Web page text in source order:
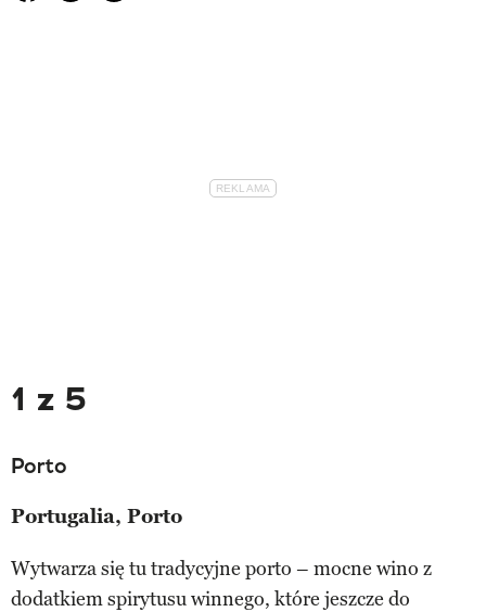
1 z 5
Porto
Portugalia, Porto
Wytwarza się tu tradycyjne porto – mocne wino z
dodatkiem spirytusu winnego, które jeszcze do